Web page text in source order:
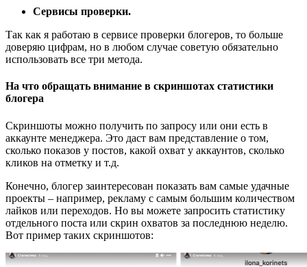
Сервисы проверки.
Так как я работаю в сервисе проверки блогеров, то больше
доверяю цифрам, но в любом случае советую обязательно
использовать все три метода.
На что обращать внимание в скриншотах статистики
блогера
Скриншоты можно получить по запросу или они есть в
аккаунте менеджера. Это даст вам представление о том,
сколько показов у постов, какой охват у аккаунтов, сколько
кликов на отметку и т.д.
Конечно, блогер заинтересован показать вам самые удачные
проекты – например, рекламу с самым большим количеством
лайков или переходов. Но вы можете запросить статистику
отдельного поста или скрин охватов за последнюю неделю.
Вот пример таких скриншотов: